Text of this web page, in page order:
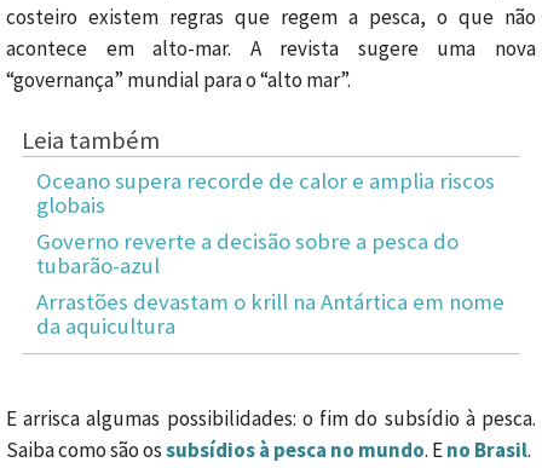
costeiro existem regras que regem a pesca, o que não
acontece em alto-mar. A revista sugere uma nova
“governança” mundial para o “alto mar”.
Leia também
Oceano supera recorde de calor e amplia riscos
globais
Governo reverte a decisão sobre a pesca do
tubarão-azul
Arrastões devastam o krill na Antártica em nome
da aquicultura
E arrisca algumas possibilidades: o fim do subsídio à pesca.
Saiba como são ossubsídios à pesca no mundo. Eno Brasil.